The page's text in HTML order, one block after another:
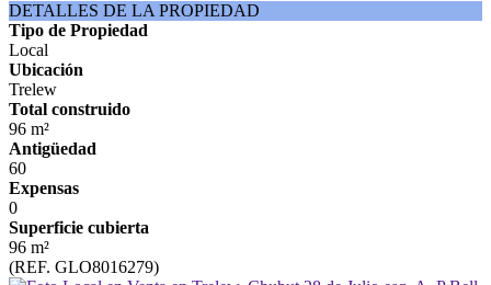
DETALLES DE LA PROPIEDAD
Tipo de Propiedad
Local
Ubicación
Trelew
Total construido
96 m²
Antigüedad
60
Expensas
0
Superficie cubierta
96 m²
(REF. GLO8016279)